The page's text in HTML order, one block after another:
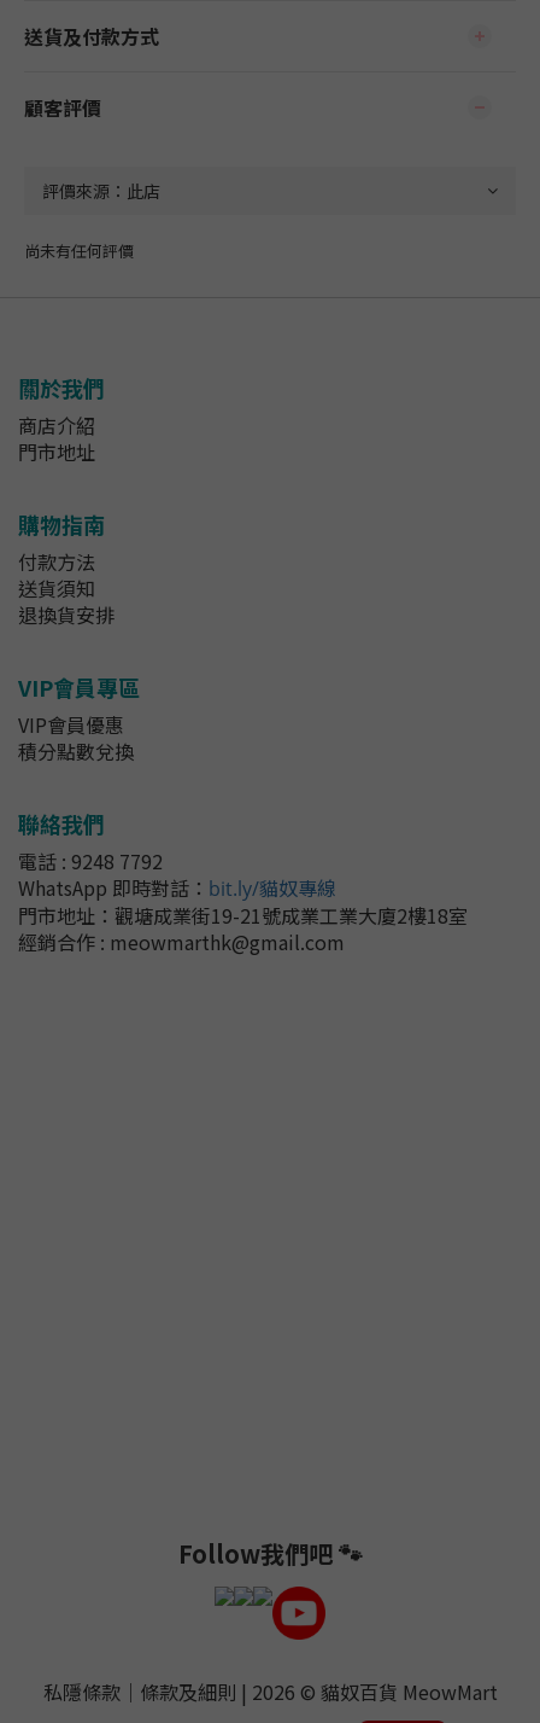
送貨及付款方式
顧客評價
尚未有任何評價
關於我們
商店介紹
門市地址
購物指南
付款方法
送貨須知
退換貨安排
VIP會員專區
VIP會員優惠
積分點數兌換
聯絡我們
電話 : 9248 7792
WhatsApp 即時對話 ： bit.ly/貓奴專線
門市地址： 觀塘成業街19-21號成業工業大廈2樓18室
經銷合作 : meowmarthk@gmail.com
Follow我們吧 🐾
私隱條款｜ 條款及細則 | 2026 © 貓奴百貨 MeowMart